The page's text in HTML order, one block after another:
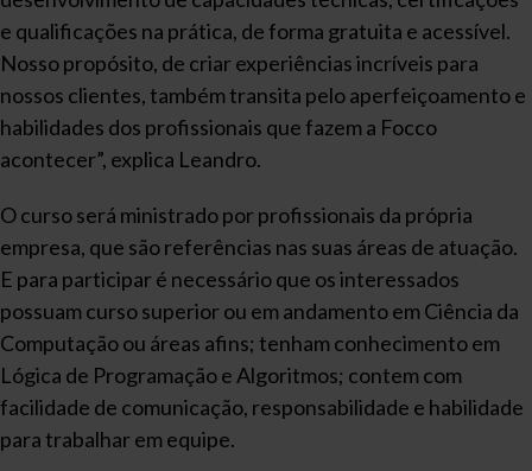
e qualificações na prática, de forma gratuita e acessível.
Nosso propósito, de criar experiências incríveis para
nossos clientes, também transita pelo aperfeiçoamento e
habilidades dos profissionais que fazem a Focco
acontecer”, explica Leandro.
O curso será ministrado por profissionais da própria
empresa, que são referências nas suas áreas de atuação.
E para participar é necessário que os interessados
possuam curso superior ou em andamento em Ciência da
Computação ou áreas afins; tenham conhecimento em
Lógica de Programação e Algoritmos; contem com
facilidade de comunicação, responsabilidade e habilidade
para trabalhar em equipe.